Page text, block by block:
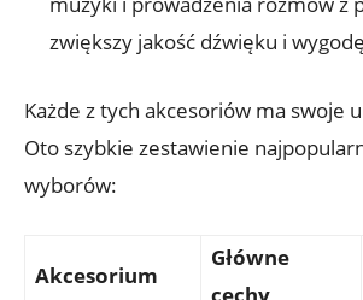
zwiększy jakość dźwięku ‍i
Każde z tych⁣ akcesoriów ma swoje
Oto szybkie‍ zestawienie
wyborów:
Akcesorium
Główne